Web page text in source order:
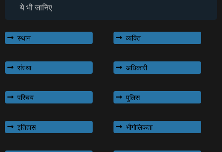
ये भी जानिए
स्थान व्यक्ति
संस्था अधिकारी
परिचय पुलिस
इतिहास भौगोलिकता